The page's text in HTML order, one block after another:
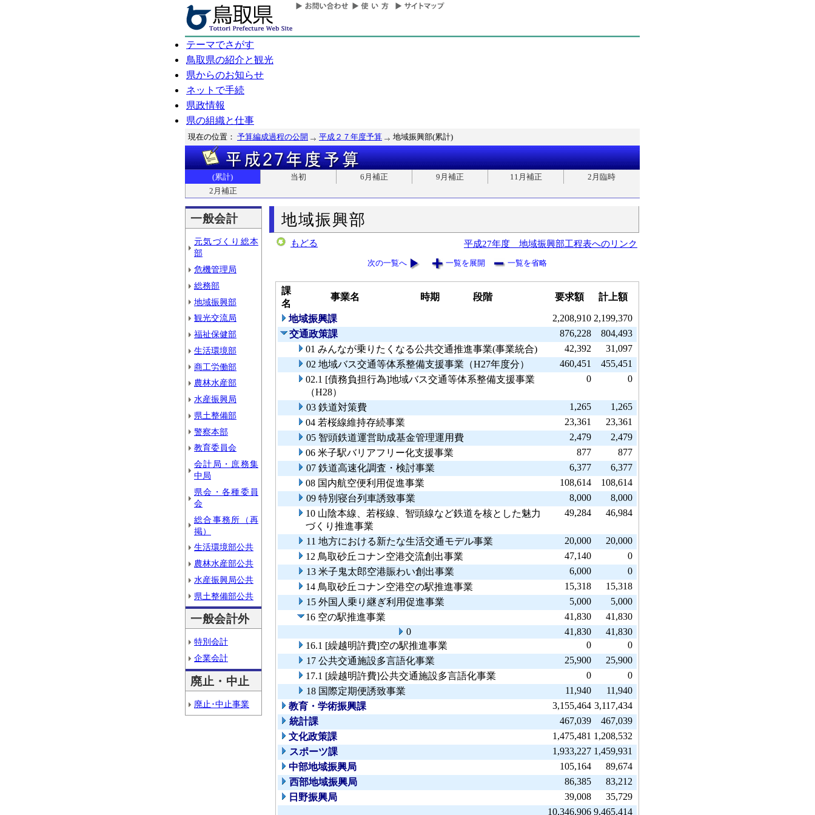
テーマでさがす
鳥取県の紹介と観光
県からのお知らせ
ネットで手続
県政情報
県の組織と仕事
現在の位置： 予算編成過程の公開 平成２７年度予算 地域振興部(累計)
(累計) 当初 6月補正 9月補正 11月補正
2月臨時
2月補正
一般会計
元気づくり総本
部
危機管理局
総務部
地域振興部
観光交流局
福祉保健部
生活環境部
商工労働部
農林水産部
水産振興局
県土整備部
警察本部
教育委員会
会計局・庶務集
中局
県会・各種委員
会
総合事務所（再
掲）
生活環境部公共
農林水産部公共
水産振興局公共
県土整備部公共
一般会計外
特別会計
企業会計
廃止・中止
廃止･中止事業
地域振興部
もどる 平成27年度 地域振興部工程表へのリンク
次の一覧へ 一覧を展開 一覧を省略
課
名
事業名 時期 段階 要求額 計上額
地域振興課 2,208,910 2,199,370
交通政策課
876,228
804,493
01 みんなが乗りたくなる公共交通推進事業(事業統合)
42,392
31,097
02 地域バス交通等体系整備支援事業（H27年度分）
460,451
455,451
02.1 [債務負担行為]地域バス交通等体系整備支援事業
（H28）
0 0
03 鉄道対策費 1,265
1,265
04 若桜線維持存続事業
23,361
23,361
05 智頭鉄道運営助成基金管理運用費
2,479
2,479
06 米子駅バリアフリー化支援事業
877
877
07 鉄道高速化調査・検討事業
6,377
6,377
08 国内航空便利用促進事業
108,614
108,614
09 特別寝台列車誘致事業
8,000
8,000
10 山陰本線、若桜線、智頭線など鉄道を核とした魅力
づくり推進事業
49,284 46,984
11 地方における新たな生活交通モデル事業 20,000
20,000
12 鳥取砂丘コナン空港交流創出事業
47,140
0
13 米子鬼太郎空港賑わい創出事業
6,000
0
14 鳥取砂丘コナン空港空の駅推進事業
15,318
15,318
15 外国人乗り継ぎ利用促進事業
5,000
5,000
16 空の駅推進事業
41,830
41,830
0
41,830
41,830
16.1 [繰越明許費]空の駅推進事業
0
0
17 公共交通施設多言語化事業
25,900
25,900
17.1 [繰越明許費]公共交通施設多言語化事業
0
0
18 国際定期便誘致事業
11,940
11,940
教育・学術振興課
3,155,464 3,117,434
統計課
467,039
467,039
文化政策課
1,475,481 1,208,532
スポーツ課
1,933,227 1,459,931
中部地域振興局
105,164
89,674
西部地域振興局
86,385
83,212
日野振興局
39,008
35,729
10,346,906 9,465,414